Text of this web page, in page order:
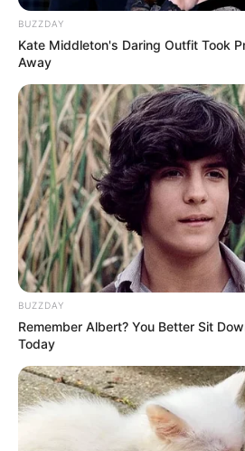
(foto: twitter/
BUZZDAY
Kate Middleton's Daring Outfit Took
Away
BUZZDAY
Remember Albert? You Better Sit
Today